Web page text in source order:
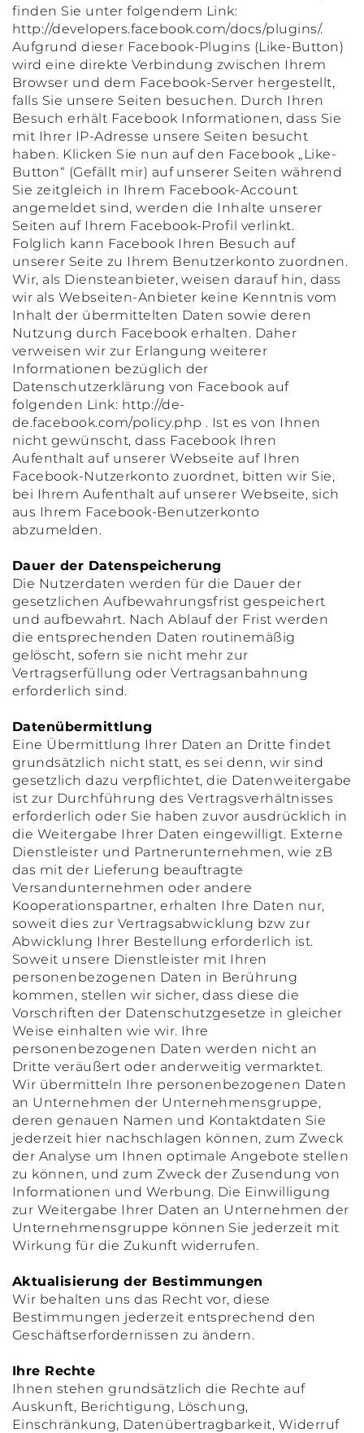
finden Sie unter folgendem Link:
http://developers.facebook.com/docs/plugins/.
Aufgrund dieser Facebook-Plugins (Like-Button)
wird eine direkte Verbindung zwischen Ihrem
Browser und dem Facebook-Server hergestellt,
falls Sie unsere Seiten besuchen. Durch Ihren
Besuch erhält Facebook Informationen, dass Sie
mit Ihrer IP-Adresse unsere Seiten besucht
haben. Klicken Sie nun auf den Facebook „Like-
Button“ (Gefällt mir) auf unserer Seiten während
Sie zeitgleich in Ihrem Facebook-Account
angemeldet sind, werden die Inhalte unserer
Seiten auf Ihrem Facebook-Profil verlinkt.
Folglich kann Facebook Ihren Besuch auf
unserer Seite zu Ihrem Benutzerkonto zuordnen.
Wir, als Diensteanbieter, weisen darauf hin, dass
wir als Webseiten-Anbieter keine Kenntnis vom
Inhalt der übermittelten Daten sowie deren
Nutzung durch Facebook erhalten. Daher
verweisen wir zur Erlangung weiterer
Informationen bezüglich der
Datenschutzerklärung von Facebook auf
folgenden Link: http://de-
de.facebook.com/policy.php . Ist es von Ihnen
nicht gewünscht, dass Facebook Ihren
Aufenthalt auf unserer Webseite auf Ihren
Facebook-Nutzerkonto zuordnet, bitten wir Sie,
bei Ihrem Aufenthalt auf unserer Webseite, sich
aus Ihrem Facebook-Benutzerkonto
abzumelden.
Dauer der Datenspeicherung
Die Nutzerdaten werden für die Dauer der
gesetzlichen Aufbewahrungsfrist gespeichert
und aufbewahrt. Nach Ablauf der Frist werden
die entsprechenden Daten routinemäßig
gelöscht, sofern sie nicht mehr zur
Vertragserfüllung oder Vertragsanbahnung
erforderlich sind.
Datenübermittlung
Eine Übermittlung Ihrer Daten an Dritte findet
grundsätzlich nicht statt, es sei denn, wir sind
gesetzlich dazu verpflichtet, die Datenweitergabe
ist zur Durchführung des Vertragsverhältnisses
erforderlich oder Sie haben zuvor ausdrücklich in
die Weitergabe Ihrer Daten eingewilligt. Externe
Dienstleister und Partnerunternehmen, wie zB
das mit der Lieferung beauftragte
Versandunternehmen oder andere
Kooperationspartner, erhalten Ihre Daten nur,
soweit dies zur Vertragsabwicklung bzw zur
Abwicklung Ihrer Bestellung erforderlich ist.
Soweit unsere Dienstleister mit Ihren
personenbezogenen Daten in Berührung
kommen, stellen wir sicher, dass diese die
Vorschriften der Datenschutzgesetze in gleicher
Weise einhalten wie wir. Ihre
personenbezogenen Daten werden nicht an
Dritte veräußert oder anderweitig vermarktet.
Wir übermitteln Ihre personenbezogenen Daten
an Unternehmen der Unternehmensgruppe,
deren genauen Namen und Kontaktdaten Sie
jederzeit hier nachschlagen können, zum Zweck
der Analyse um Ihnen optimale Angebote stellen
zu können, und zum Zweck der Zusendung von
Informationen und Werbung. Die Einwilligung
zur Weitergabe Ihrer Daten an Unternehmen der
Unternehmensgruppe können Sie jederzeit mit
Wirkung für die Zukunft widerrufen.
Aktualisierung der Bestimmungen
Wir behalten uns das Recht vor, diese
Bestimmungen jederzeit entsprechend den
Geschäftserfordernissen zu ändern.
Ihre Rechte
Ihnen stehen grundsätzlich die Rechte auf
Auskunft, Berichtigung, Löschung,
Einschränkung, Datenübertragbarkeit, Widerruf